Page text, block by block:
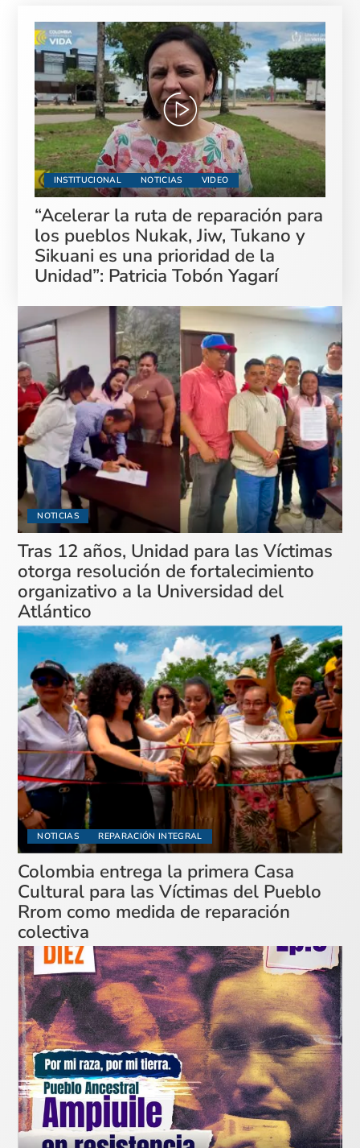
INSTITUCIONAL NOTICIAS VIDEO
“Acelerar la ruta de reparación para
los pueblos Nukak, Jiw, Tukano y
Sikuani es una prioridad de la
Unidad”: Patricia Tobón Yagarí
NOTICIAS
Tras 12 años, Unidad para las Víctimas
otorga resolución de fortalecimiento
organizativo a la Universidad del
Atlántico
NOTICIAS REPARACIÓN INTEGRAL
Colombia entrega la primera Casa
Cultural para las Víctimas del Pueblo
Rrom como medida de reparación
colectiva